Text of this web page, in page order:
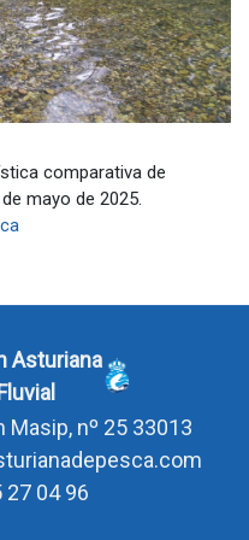
comparativa de
mayo de 2025.
Asturiana
Masip, nº 25 33013
04 96